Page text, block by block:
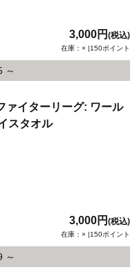
3,000円 (税込)
在庫：× |150ポイント
～
ァイターリーグ: ワール
スタオル
3,000円 (税込)
在庫：× |150ポイント
～